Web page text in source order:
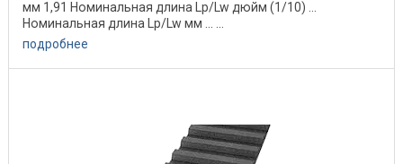
мм 1,91 Номинальная длина Lp/Lw дюйм (1/10) ...
Номинальная длина Lp/Lw мм ... ...
подробнее